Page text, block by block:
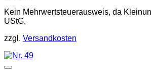
Kein Mehrwertsteuerausweis, da
UStG.
zzgl. Versandkosten